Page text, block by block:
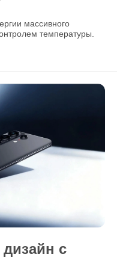
массивного
температуры.
с